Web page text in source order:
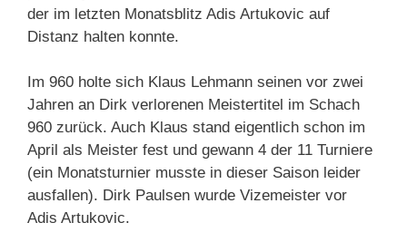
der im letzten Monatsblitz Adis Artukovic auf
Distanz halten konnte.
Im 960 holte sich Klaus Lehmann seinen vor zwei
Jahren an Dirk verlorenen Meistertitel im Schach
960 zurück. Auch Klaus stand eigentlich schon im
April als Meister fest und gewann 4 der 11 Turniere
(ein Monatsturnier musste in dieser Saison leider
ausfallen). Dirk Paulsen wurde Vizemeister vor
Adis Artukovic.